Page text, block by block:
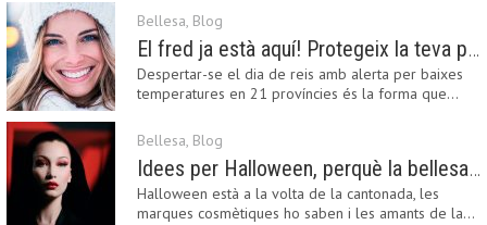
Bellesa, Blog
El fred ja està aquí! Protegeix la teva pell amb els nostres consells i propostes
Despertar-se el dia de reis amb alerta per baixes
temperatures en 21 províncies és la forma que…
Bellesa, Blog
Idees per Halloween, perquè la bellesa pot ser terrorífica
Halloween està a la volta de la cantonada, les
marques cosmètiques ho saben i les amants de la…